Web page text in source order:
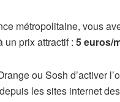
métropolitaine, vous
prix attractif : 5 euros/
ou Sosh d’activer
les sites internet